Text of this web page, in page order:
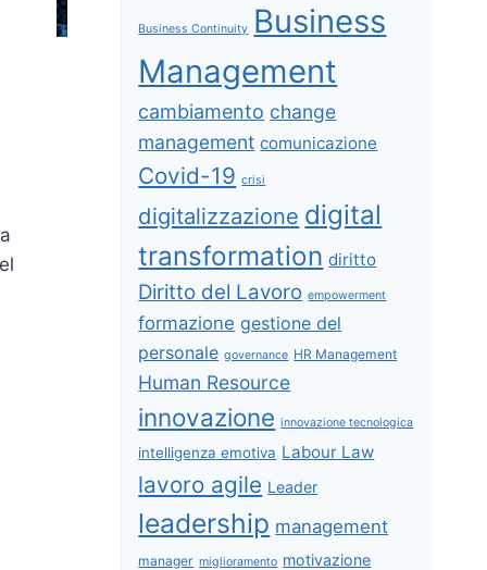
Business Continuity Business
Management
cambiamento change
management comunicazione
Covid-19 crisi
digitalizzazione digital
transformation diritto
Diritto del Lavoro empowerment
formazione gestione del
personale governance HR Management
Human Resource
innovazione innovazione tecnologica
intelligenza emotiva Labour Law
lavoro agile Leader
leadership management
manager miglioramento motivazione